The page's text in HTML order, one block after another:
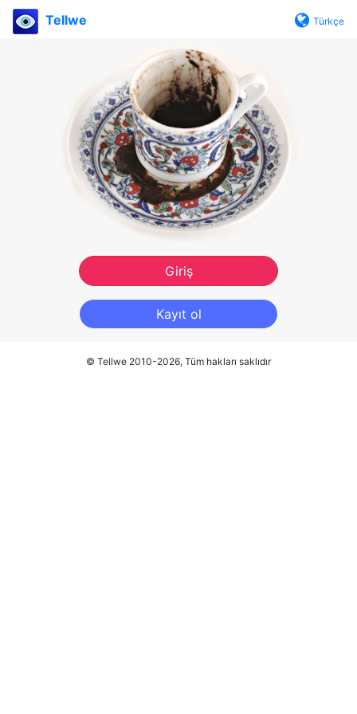
Tellwe Türkçe
Giriş
Kayıt ol
© Tellwe 2010-2026, Tüm hakları saklıdır